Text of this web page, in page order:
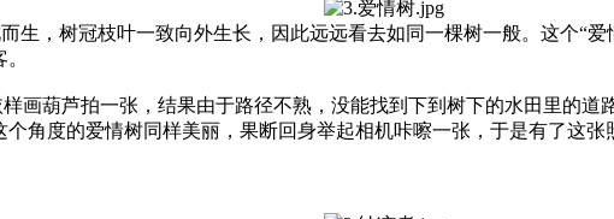
生，树冠枝叶一致向外生长，因此远远看去如同一棵树一般。这个“
画葫芦拍一张，结果由于路径不熟，没能找到下到树下的水田里的
角度的爱情树同样美丽，果断回身举起相机咔嚓一张，于是有了这张